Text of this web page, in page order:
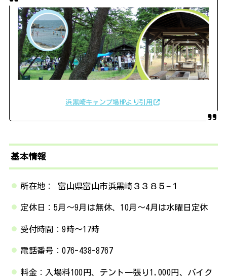
浜黒崎キャンプ場HPより引用
基本情報
所在地： 富山県富山市浜黒崎３３８５−１
定休日：5月～9月は無休、10月～4月は水曜日定休
受付時間：9時～17時
電話番号：076-438-8767
料金：入場料100円、テント一張り1,000円、バイク